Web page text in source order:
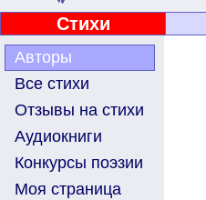
Стихи
Авторы
Все стихи
Отзывы на стихи
Аудиокниги
Конкурсы поэзии
Моя страница